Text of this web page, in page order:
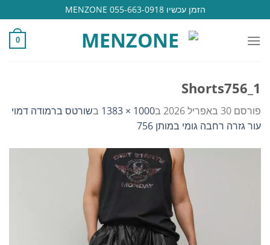
to
content
הזמן עכשיו 055-663-0918 MENZONE
0
Shorts756_1
פורסם 30 באפריל 2026 ב1000 × 1383 בשורטס ברמודה דמוי
עור גזרה רחבה גומי במותן 756